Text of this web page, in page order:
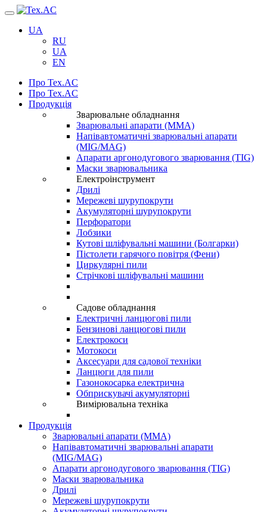
Навігація
UA
RU
UA
EN
Про Tex.AC
Про Tex.AC
Продукція
Зварювальне обладнання
Зварювальні апарати (ММА)
Напівавтоматичні зварювальні апарати
(MIG/MAG)
Апарати аргонодугового зварювання (TIG)
Маски зварювальника
Електроінструмент
Дрилі
Мережеві шурупокрути
Акумуляторні шурупокрути
Перфоратори
Лобзики
Кутові шліфувальні машини (Болгарки)
Пістолети гарячого повітря (Фени)
Циркулярні пили
Стрічкові шліфувальні машини
Садове обладнання
Електричні ланцюгові пили
Бензинові ланцюгові пили
Електрокоси
Мотокоси
Аксесуари для садової техніки
Ланцюги для пили
Газонокосарка електрична
Обприскувачі акумуляторні
Вимірювальна техніка
Продукція
Зварювальні апарати (ММА)
Напівавтоматичні зварювальні апарати
(MIG/MAG)
Апарати аргонодугового зварювання (TIG)
Маски зварювальника
Дрилі
Мережеві шурупокрути